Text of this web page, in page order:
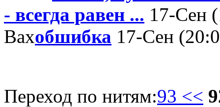
- всегда равен ... 17-Сен
Вахобшибка 17-Сен
Переход по нитям:93 <<